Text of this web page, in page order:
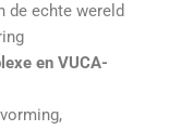
de echte wereld
en VUCA-